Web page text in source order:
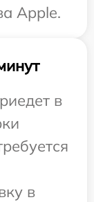
Apple.
в
в